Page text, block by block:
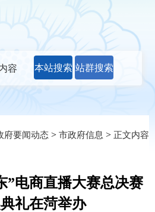
本站搜索 站群搜索
府要闻动态 > 市政府信息 > 正文内容
”电商直播大赛总决赛
礼在菏举办